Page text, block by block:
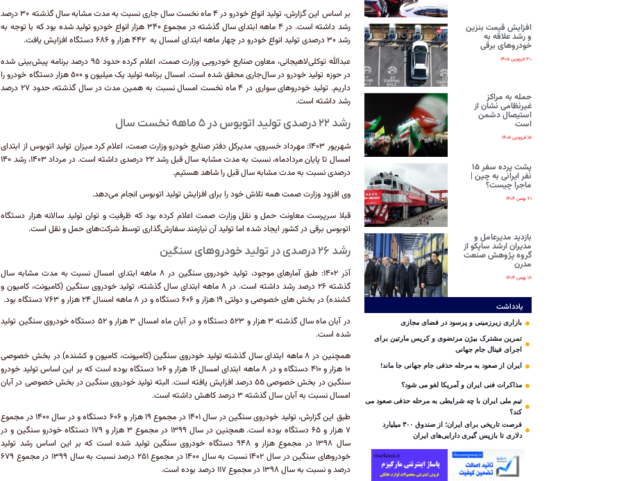
افزایش قیمت بنزین
و رشد علاقه به
خودروهای برقی
۳۰ فروردین ۱۴۰۵
حمله به مراکز
غیرنظامی نشان از
استیصال دشمن
است
۱۵ فروردین ۱۴۰۵
پشت پرده سفر ۱۵
نفر ایرانی‌ به چین |
ماجرا چیست؟
۲۱ بهمن ۱۴۰۴
بازدید مدیرعامل و
مدیران ارشد ساپکو از
گروه پژوهش صنعت
مدرن
۱۸ بهمن ۱۴۰۴
یادداشت
بازاری زیرزمینی و پرسود در فضای مجازی
تمرین مشترک بیژن مرتضوی و کریس مارتین برای
اجرای فینال جام جهانی
ایران از صعود به مرحله حذفی جام جهانی جا ماند!
مذاکرات فنی ایران و آمریکا لغو می شود؟
تیم ملی ایران با چه شرایطی به مرحله حذفی صعود می
کند؟
فرصت تاریخی برای ایران؛ از صندوق ۳۰۰ میلیارد
دلاری تا بازپس گیری دارایی‌های ایران
بر اساس این گزارش، تولید انواع خودرو در ۴ ماه نخست سال جاری نسبت به مدت مشابه سال گذشته ۳۰ درصد
رشد داشته است. در ۴ ماهه ابتدای سال گذشته در مجموع ۳۴۰ هزار انواع خودرو تولید شده بود که با توجه به
رشد ۳۰ درصدی تولید انواع خودرو در چهار ماهه ابتدای امسال به ۴۴۲ هزار و ۶۸۶ دستگاه افزایش یافت.
عبدالله توکلی‌لاهیجانی، معاون صنایع خودرویی وزارت صمت، اعلام کرده حدود ۹۵ درصد برنامه پیش‌بینی شده
در حوزه تولید خودرو در سال‌جاری محقق شده است. امسال برنامه تولید یک میلیون و ۵۰۰ هزار دستگاه خودرو را
داریم. تولید خودروهای سواری در ۴ ماه نخست امسال نسبت به همین مدت در سال گذشته، حدود ۲۷ درصد
رشد داشته است.
رشد ۲۲ درصدی تولید اتوبوس در ۵ ماهه نخست سال
شهریور ۱۴۰۳: مهرداد خسروی، مدیرکل دفتر صنایع خودرو وزارت صمت، اعلام کرد میزان تولید اتوبوس از ابتدای
امسال تا پایان مردادماه، نسبت به مدت مشابه سال قبل رشد ۲۲ درصدی داشته است. در مرداد ۱۴۰۳، رشد ۱۴۰
درصدی نسبت به مدت مشابه سال قبل را شاهد هستیم.
وی افزود وزارت صمت همه تلاش خود را برای افزایش تولید اتوبوس انجام می‌دهد.
قبلا سرپرست معاونت حمل و نقل وزارت صمت اعلام کرده بود که ظرفیت و توان تولید سالانه هزار دستگاه
اتوبوس برقی در کشور ایجاد شده اما تولید آن نیازمند سفارش‌گذاری توسط شرکت‌های حمل و نقل است.
رشد ۲۶ درصدی در تولید خودروهای سنگین
آذر ۱۴۰۲: طبق آمارهای موجود، تولید خودروی سنگین در ۸ ماهه ابتدای امسال نسبت به مدت مشابه سال
گذشته ۲۶ درصد رشد داشته است. در ۸ ماهه ابتدای سال گذشته، تولید خودروی سنگین (کامیونت، کامیون و
کشنده) در بخش های خصوصی و دولتی ۱۹ هزار و ۶۰۶ دستگاه و در ۸ ماهه امسال ۲۴ هزار و ۷۶۳ دستگاه بود.
در آبان ماه سال گذشته ۳ هزار و ۵۲۳ دستگاه و در آبان ماه امسال ۳ هزار و ۵۲ دستگاه خودروی سنگین تولید
شده است.
همچنین در ۸ ماهه ابتدای سال گذشته تولید خودروی سنگین (کامیونت، کامیون و کشنده) در بخش خصوصی
۱۰ هزار و ۴۱۰ دستگاه و در ۸ ماهه ابتدای امسال ۱۶ هزار و ۱۰۶ دستگاه بوده است که بر این اساس تولید خودرو
سنگین در بخش خصوصی ۵۵ درصد افزایش یافته است. البته تولید خودروی سنگین در بخش خصوصی در آبان
امسال نسبت به آبان سال گذشته ۳ درصد کاهش داشته است.
طبق این گزارش، تولید خودروی سنگین در سال ۱۴۰۱ در مجموع ۱۹ هزار و ۶۰۶ دستگاه و در سال ۱۴۰۰ در مجموع
۷ هزار و ۶۵ دستگاه بوده است. همچنین در سال ۱۳۹۹ در مجموع ۳ هزار و ۱۷۹ دستگاه خودرو سنگین و در
سال ۱۳۹۸ در مجموع هزار و ۹۴۸ دستگاه خودروی سنگین تولید شده است که بر این اساس رشد تولید
خودروهای سنگین در سال ۱۴۰۲ نسبت به سال ۱۴۰۰ در مجموع ۲۵۱ درصد نسبت به سال ۱۳۹۹ در مجموع ۶۷۹
درصد و نسبت به سال ۱۳۹۸ در مجموع ۱۱۷ درصد بوده است.